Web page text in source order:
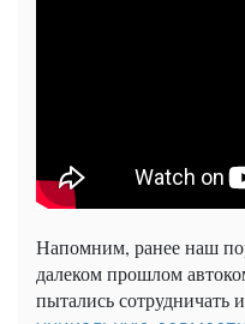
Напомним, ранее наш
далеком прошлом
пытались сотрудничать